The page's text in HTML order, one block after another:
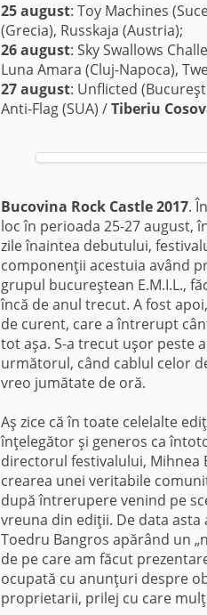
25 august: Toy Machines
(Grecia), Russkaja (Austria);
26 august: Sky Swallows
Luna Amara (Cluj-Napoca),
27 august: Unflicted
Anti-Flag (SUA) /Tiberiu
Bucovina Rock Castle 2017.
loc în perioada 25-27 august,
zile înaintea debutului,
componenţii acestuia având
grupul bucureştean E.M.I.L.,
încă de anul trecut. A fost
de curent, care a întrerupt
tot aşa. S-a trecut uşor peste
următorul, când cablul celor
vreo jumătate de oră.
Aş zice că în toate celelalte
înţelegător şi generos ca
directorul festivalului, Mihnea
crearea unei veritabile
după întrerupere venind pe
vreuna din ediţii. De data
Toedru Bangros apărând un
de pe care am făcut
ocupată cu anunţuri despre
proprietarii, prilej cu care